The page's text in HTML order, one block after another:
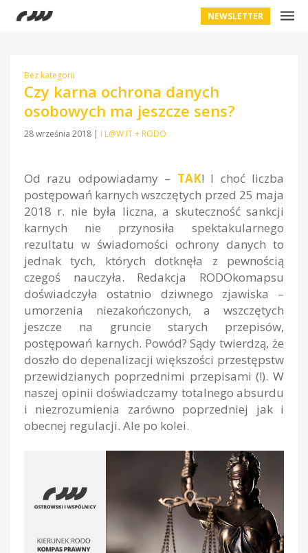
NEWSLETTER
Bez kategorii
Czy karna ochrona danych
osobowych ma jeszcze sens?
28 września 2018 | I L@W IT + RODO
Od razu odpowiadamy – TAK! I choć liczba
postępowań karnych wszczętych przed 25 maja
2018 r. nie była liczna, a skuteczność sankcji
karnych nie przynosiła spektakularnego
rezultatu w świadomości ochrony danych to
jednak tych, których dotknęła z pewnością
czegoś nauczyła. Redakcja RODOkomapsu
doświadczyła ostatnio dziwnego zjawiska –
umorzenia niezakończonych, a wszczętych
jeszcze na gruncie starych przepisów,
postępowań karnych. Powód? Sądy twierdzą, że
doszło do depenalizacji większości przestępstw
przewidzianych poprzednimi przepisami (!). W
naszej opinii doświadczamy totalnego absurdu
i niezrozumienia zarówno poprzedniej jak i
obecnej regulacji. Ale po kolei.